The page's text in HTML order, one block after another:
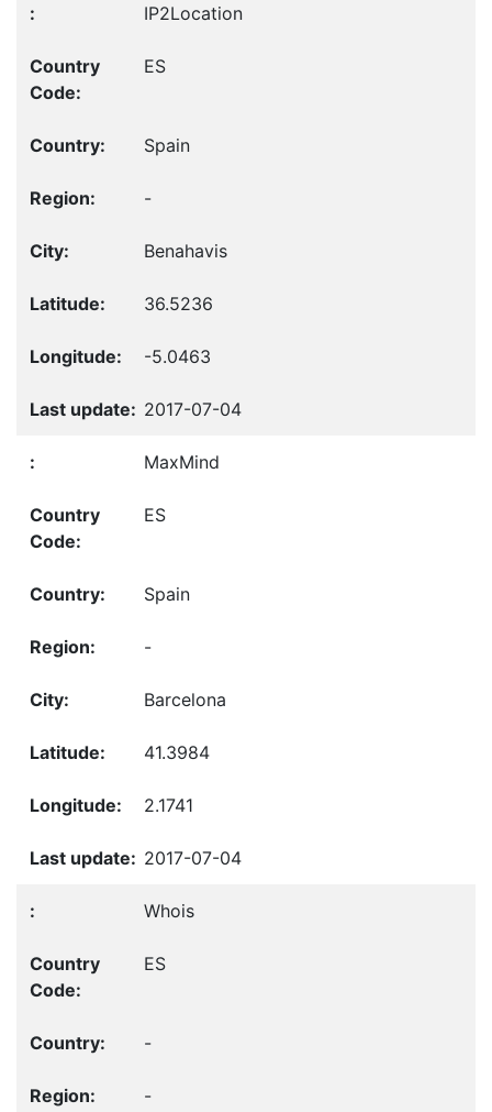
IP2Location
ES
Spain
-
Benahavis
36.5236
-5.0463
2017-07-04
MaxMind
ES
Spain
-
Barcelona
41.3984
2.1741
2017-07-04
Whois
ES
-
-